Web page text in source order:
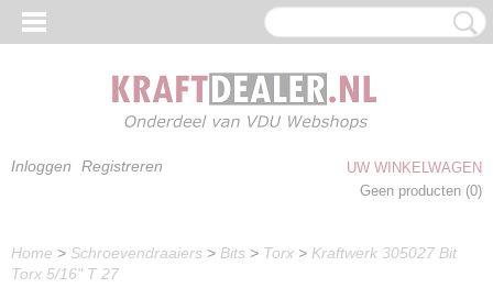
Inloggen Registreren
UW WINKELWAGEN
Geen producten (0)
Home > Schroevendraaiers > Bits > Torx > Kraftwerk 305027 Bit
Torx 5/16" T 27